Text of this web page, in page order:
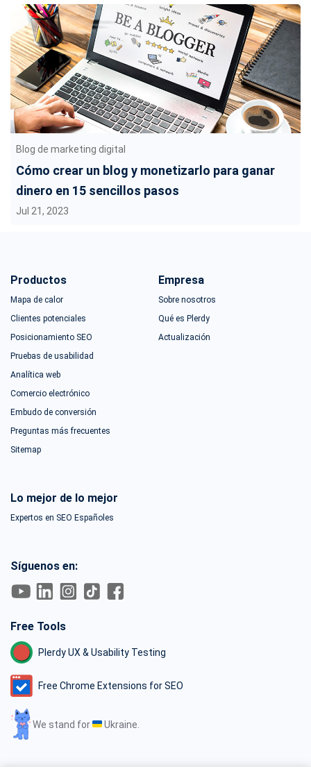
Blog de marketing digital
Cómo crear un blog y monetizarlo para ganar
dinero en 15 sencillos pasos
Jul 21, 2023
Productos
Mapa de calor
Clientes potenciales
Posicionamiento SEO
Pruebas de usabilidad
Analítica web
Comercio electrónico
Embudo de conversión
Preguntas más frecuentes
Sitemap
Empresa
Sobre nosotros
Qué es Plerdy
Actualización
Lo mejor de lo mejor
Expertos en SEO Españoles
Síguenos en:
Free Tools
Plerdy UX & Usability Testing
Free Chrome Extensions for SEO
We stand for Ukraine.